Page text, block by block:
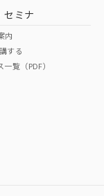
O
セミナ
内
する
覧（PDF）